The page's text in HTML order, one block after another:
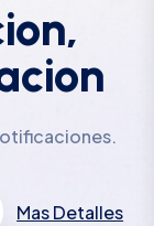
Mas Detalles